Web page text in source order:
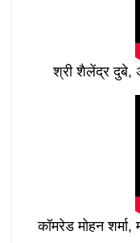
श्री शैलेंद्र दुबे,
कॉमरेड मोहन